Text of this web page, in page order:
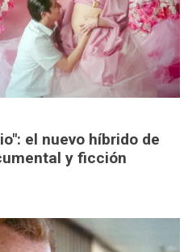
el nuevo híbrido de
y ficción